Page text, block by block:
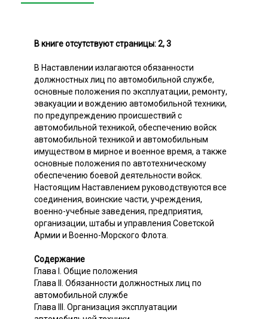
В книге отсутствуют страницы: 2, 3
В Наставлении излагаются обязанности
должностных лиц по автомобильной службе,
основные положения по эксплуатации, ремонту,
эвакуации и вождению автомобильной техники,
по предупреждению происшествий с
автомобильной техникой, обеспечению войск
автомобильной техникой и автомобильным
имуществом в мирное и военное время, а также
основные положения по автотехническому
обеспечению боевой деятельности войск.
Настоящим Наставлением руководствуются все
соединения, воинские части, учреждения,
военно-учебные заведения, предприятия,
организации, штабы и управления Советской
Армии и Военно-Морского Флота.
Содержание
Глава I. Общие положения
Глава II. Обязанности должностных лиц по
автомобильной службе
Глава III. Организация эксплуатации